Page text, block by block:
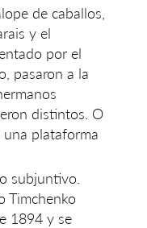
de caballos,
y el
por el
pasaron a la
distintos. O
plataforma
subjuntivo.
Timchenko
1894 y se